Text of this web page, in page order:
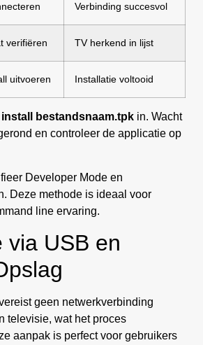
Verbinding succesvol
verifiëren TV herkend in lijst
uitvoeren Installatie voltooid
bestandsnaam.tpk in. Wacht
en controleer de applicatie op
Developer Mode en
Deze methode is ideaal voor
line ervaring.
via USB en
geen netwerkverbinding
televisie, wat het proces
aanpak is perfect voor gebruikers